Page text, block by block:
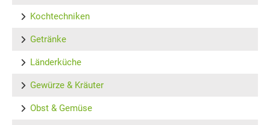
Kochtechniken
Getränke
Länderküche
Gewürze & Kräuter
Obst & Gemüse